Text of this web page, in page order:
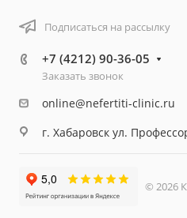
Подписаться на рассылку
+7 (4212) 90-36-05
Заказать звонок
online@nefertiti-clinic.ru
г. Хабаровск ул.
© 2026